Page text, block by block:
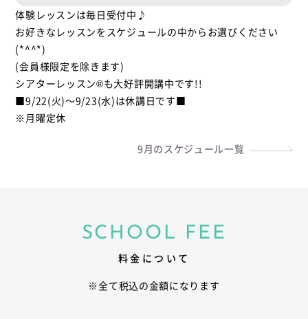
体験レッスンは毎日受付中♪
お好きなレッスンをスケジュールの中からお選びください
(*^^*)
(会員様限定を除きます)
シアターレッスン®も大好評開講中です!!
■9/22(火)～9/23(水)は休講日です■
※月曜定休
9月のスケジュール一覧
SCHOOL FEE
料金について
※全て税込の金額になります